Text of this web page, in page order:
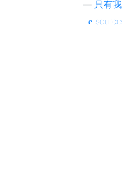
只有我
source